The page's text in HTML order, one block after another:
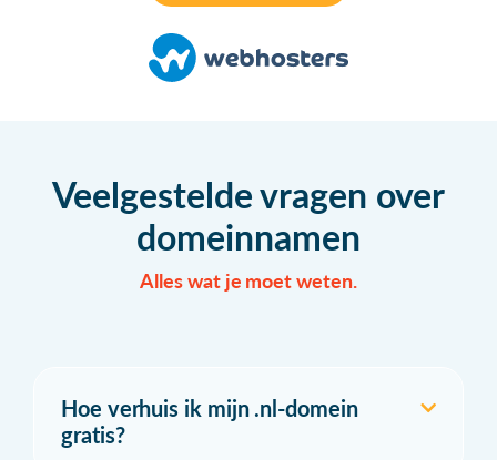
Veelgestelde vragen over
domeinnamen
Alles wat je moet weten.
Hoe verhuis ik mijn .nl-domein
gratis?